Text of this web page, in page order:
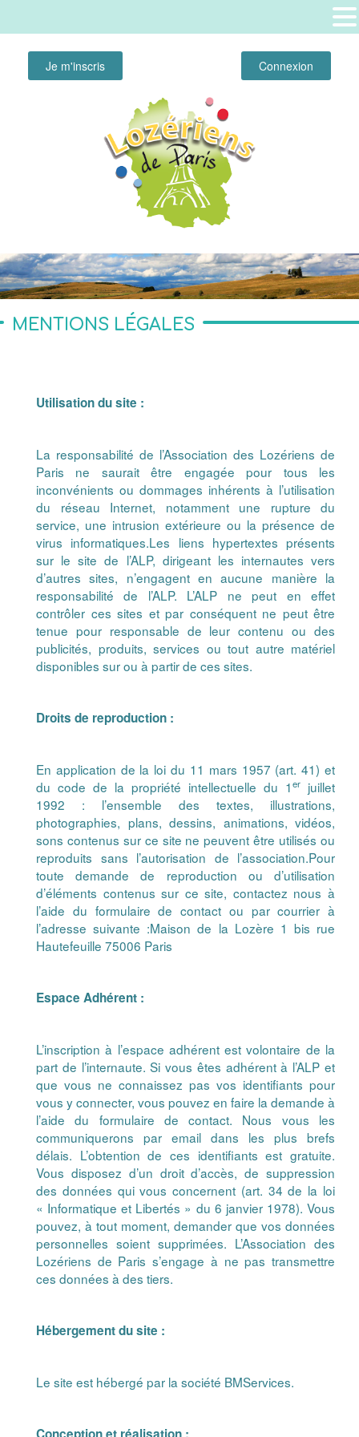
Connexion
Je m'inscris
MENTIONS LÉGALES
Utilisation du site :
La responsabilité de l’Association des Lozériens de
Paris ne saurait être engagée pour tous les
inconvénients ou dommages inhérents à l’utilisation
du réseau Internet, notamment une rupture du
service, une intrusion extérieure ou la présence de
virus informatiques.Les liens hypertextes présents
sur le site de l’ALP, dirigeant les internautes vers
d’autres sites, n’engagent en aucune manière la
responsabilité de l’ALP. L’ALP ne peut en effet
contrôler ces sites et par conséquent ne peut être
tenue pour responsable de leur contenu ou des
publicités, produits, services ou tout autre matériel
disponibles sur ou à partir de ces sites.
Droits de reproduction :
En application de la loi du 11 mars 1957 (art. 41) et
du code de la propriété intellectuelle du 1er
juillet
1992 : l’ensemble des textes, illustrations,
photographies, plans, dessins, animations, vidéos,
sons contenus sur ce site ne peuvent être utilisés ou
reproduits sans l’autorisation de l’association.Pour
toute demande de reproduction ou d’utilisation
d’éléments contenus sur ce site, contactez nous à
l’aide du formulaire de contact ou par courrier à
l’adresse suivante :Maison de la Lozère 1 bis rue
Hautefeuille 75006 Paris
Espace Adhérent :
L’inscription à l’espace adhérent est volontaire de la
part de l’internaute. Si vous êtes adhérent à l’ALP et
que vous ne connaissez pas vos identifiants pour
vous y connecter, vous pouvez en faire la demande à
l’aide du formulaire de contact. Nous vous les
communiquerons par email dans les plus brefs
délais. L’obtention de ces identifiants est gratuite.
Vous disposez d’un droit d’accès, de suppression
des données qui vous concernent (art. 34 de la loi
« Informatique et Libertés » du 6 janvier 1978). Vous
pouvez, à tout moment, demander que vos données
personnelles soient supprimées. L’Association des
Lozériens de Paris s’engage à ne pas transmettre
ces données à des tiers.
Hébergement du site :
Le site est hébergé par la société BMServices.